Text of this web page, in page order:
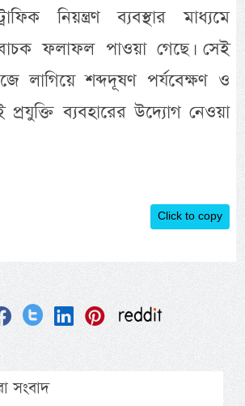
নিয়ন্ত্রণ ব্যবস্থার মাধ্যমে
ফলাফল পাওয়া গেছে। সেই
লাগিয়ে শব্দদূষণ পর্যবেক্ষণ ও
প্রযুক্তি ব্যবহারের উদ্যোগ নেওয়া
Click to copy
সংবাদ